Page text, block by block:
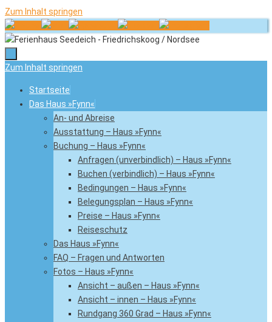
Zum Inhalt springen
Zum Inhalt springen
Startseite
Das Haus »Fynn«
An- und Abreise
Ausstattung – Haus »Fynn«
Buchung – Haus »Fynn«
Anfragen (unverbindlich) – Haus »Fynn«
Buchen (verbindlich) – Haus »Fynn«
Bedingungen – Haus »Fynn«
Belegungsplan – Haus »Fynn«
Preise – Haus »Fynn«
Reiseschutz
Das Haus »Fynn«
FAQ – Fragen und Antworten
Fotos – Haus »Fynn«
Ansicht – außen – Haus »Fynn«
Ansicht – innen – Haus »Fynn«
Rundgang 360 Grad – Haus »Fynn«